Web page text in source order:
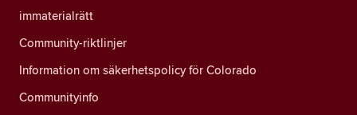
immaterialrätt
Community-riktlinjer
Information om säkerhetspolicy för Colorado
Communityinfo